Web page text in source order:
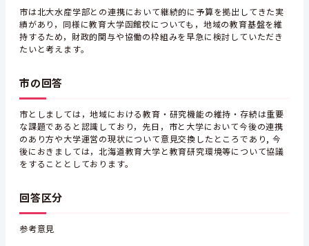
市は北大水産学部との連携において継続的に予算を拠出してきた実
績があり，同様に教育大学函館校についても，地域の教育基盤を維
持するため，財政的関与や協働の枠組みを早急に検討していただき
たいと考えます。
市の回答
市としましては，地域における教育・研究機能の維持・存続は重要
な課題であると認識しており，先日，市と大学において今後の連携
のあり方や大学運営の現状について意見交換したところであり, 今
後におきましては，北海道教育大学と教育研究環境等について協議
をすることとしております。
回答区分
参考意見